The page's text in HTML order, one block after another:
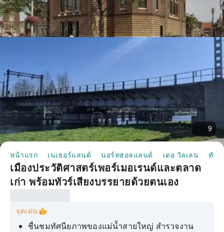
9
หน้าแรก เนเธอร์แลนด์ นอร์ทฮอลแลนด์ เดอ วัลเลน ทัวร์
เมืองประวัติศาสตร์เพอร์เมอเรนด์และตลาด
เก่า พร้อมทัวร์เสียงบรรยายด้วยตนเอง
จุดเด่น
ชื่นชมทัศนียภาพของแม่น้ำสายใหญ่ สำรวจงาน